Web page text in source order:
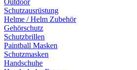
Outdoor
Schutzausrüstung
Helme / Helm Zubehör
Gehörschutz
Schutzbrillen
Paintball Masken
Schutzmasken
Handschuhe